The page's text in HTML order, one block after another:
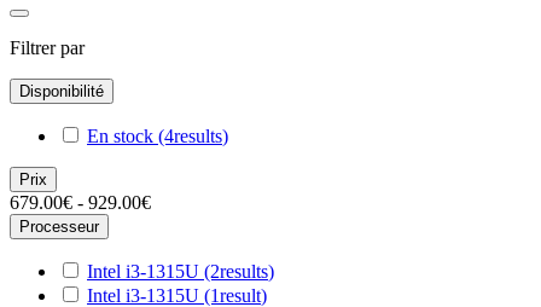
Filtrer par
Disponibilité
En stock (4results)
Prix
679.00€ - 929.00€
Processeur
Intel i3-1315U (2results)
Intel i3-1315U (1result)